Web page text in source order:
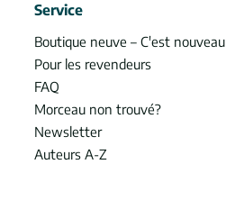
Service
Boutique neuve – C'est nouveau
Pour les revendeurs
FAQ
Morceau non trouvé?
Newsletter
Auteurs A-Z